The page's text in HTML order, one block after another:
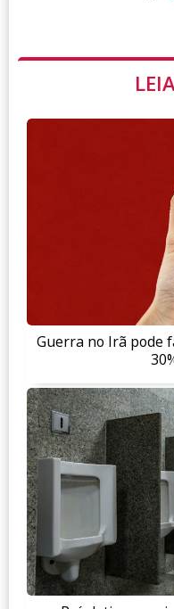
Guerra no Irã pode